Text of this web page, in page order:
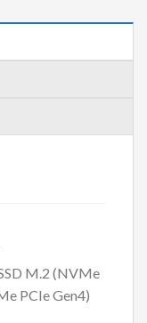
M.2 (NVMe
PCIe Gen4)